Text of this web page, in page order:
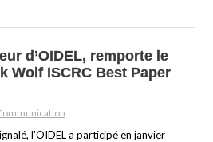
d’OIDEL, remporte le
Wolf ISCRC Best Paper
l'OIDEL a participé en janvier